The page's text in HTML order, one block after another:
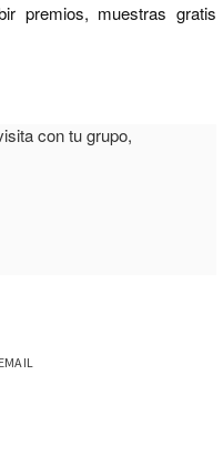
premios, muestras gratis
con tu grupo,
EMAIL